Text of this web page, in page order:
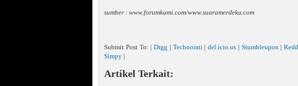
sumber : www.forumkami.com/www.suaramerdeka.com
Submit Post To: |Digg Technorati|del.icio.us Stumbleupon|
Simpy
Artikel Terkait: